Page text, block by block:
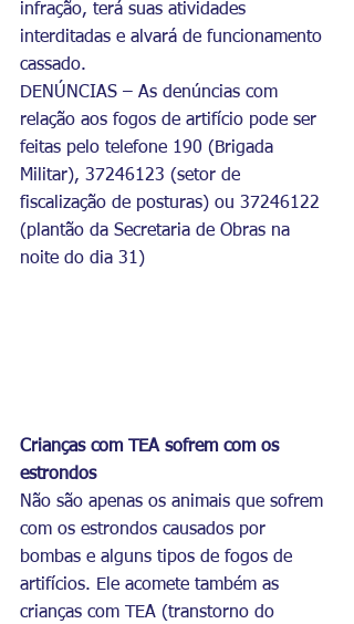
infração, terá suas atividades
interditadas e alvará de funcionamento
cassado.
DENÚNCIAS – As denúncias com
relação aos fogos de artifício pode ser
feitas pelo telefone 190 (Brigada
Militar), 37246123 (setor de
fiscalização de posturas) ou 37246122
(plantão da Secretaria de Obras na
noite do dia 31)
Crianças com TEA sofrem com os
estrondos
Não são apenas os animais que sofrem
com os estrondos causados por
bombas e alguns tipos de fogos de
artifícios. Ele acomete também as
crianças com TEA (transtorno do